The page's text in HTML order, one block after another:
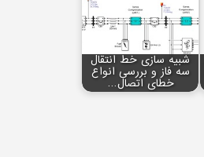
شبیه سازی خط انتقال
سه فاز و بررسی انواع
خطای اتصال…